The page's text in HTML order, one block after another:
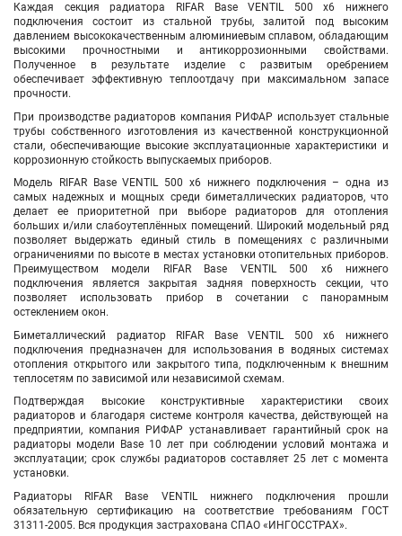
Каждая секция радиатора RIFAR Base VENTIL 500х6
нижнего
подключениясостоит из стальной трубы, залитой под высоким
давлением высококачественным алюминиевым сплавом, обладающим
высокими прочностными и антикоррозионными свойствами.
Полученное в результате изделие с развитым оребрением
обеспечивает эффективную теплоотдачу при максимальном запасе
прочности.
При производстве радиаторов компания РИФАР использует стальные
трубы собственного изготовления из качественной конструкционной
стали, обеспечивающие высокие эксплуатационные характеристики и
коррозионную стойкость выпускаемых приборов.
Модель RIFAR Base VENTIL 500 х6 нижнего подключения – одна из
самых надежных и мощных среди биметаллических радиаторов, что
делает ее приоритетной при выборе радиаторов для отопления
больших и/или слабоутеплённых помещений. Широкий модельный ряд
позволяет выдержать единый стиль в помещениях с различными
ограничениями по высоте в местах установки отопительных приборов.
Преимуществом модели RIFAR Base VENTIL 500 х6
нижнего
подключения является закрытая задняя поверхность секции, что
позволяет использовать прибор в сочетании с панорамным
остеклением окон.
Биметаллический радиатор RIFAR Base VENTIL 500х6
нижнего
подключения
предназначен для использования в водяных системах
отопления открытого или закрытого типа, подключенным к внешним
теплосетям по зависимой или независимой схемам.
Подтверждая высокие конструктивные характеристики своих
радиаторов и благодаря системе контроля качества, действующей на
предприятии, компания РИФАР устанавливает гарантийный срок на
радиаторы модели Base 10 лет при соблюдении условий монтажа и
эксплуатации; срок службы радиаторов составляет 25 лет с момента
установки.
Радиаторы RIFAR Base VENTIL нижнего подключения прошли
обязательную сертификацию на соответствие требованиям ГОСТ
31311-2005. Вся продукция застрахована СПАО «ИНГОССТРАХ».